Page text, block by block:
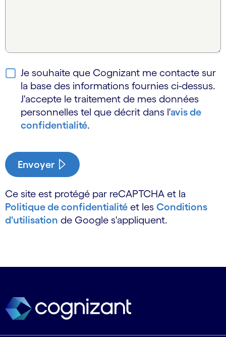
Je souhaite que Cognizant me contacte sur
la base des informations fournies ci-dessus.
J'accepte le traitement de mes données
personnelles tel que décrit dans l'avis de
confidentialité.
Envoyer
Ce site est protégé par reCAPTCHA et la
Politique de confidentialité et les Conditions
d'utilisation de Google s'appliquent.